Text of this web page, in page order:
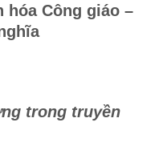
Công giáo –
trong truyền